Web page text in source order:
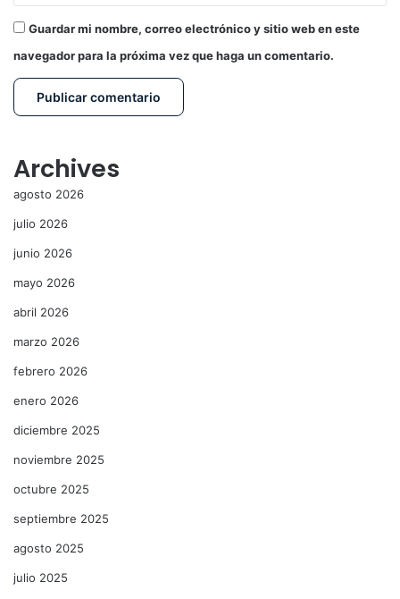
Guardar mi nombre, correo electrónico y sitio web en este
navegador para la próxima vez que haga un comentario.
Archives
agosto 2026
julio 2026
junio 2026
mayo 2026
abril 2026
marzo 2026
febrero 2026
enero 2026
diciembre 2025
noviembre 2025
octubre 2025
septiembre 2025
agosto 2025
julio 2025